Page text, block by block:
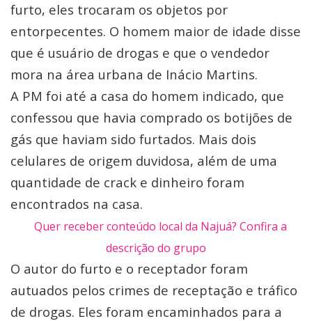
furto, eles trocaram os objetos por
entorpecentes. O homem maior de idade disse
que é usuário de drogas e que o vendedor
mora na área urbana de Inácio Martins.
A PM foi até a casa do homem indicado, que
confessou que havia comprado os botijões de
gás que haviam sido furtados. Mais dois
celulares de origem duvidosa, além de uma
quantidade de crack e dinheiro foram
encontrados na casa.
Quer receber conteúdo local da Najuá? Confira a
descrição do grupo
O autor do furto e o receptador foram
autuados pelos crimes de receptação e tráfico
de drogas. Eles foram encaminhados para a